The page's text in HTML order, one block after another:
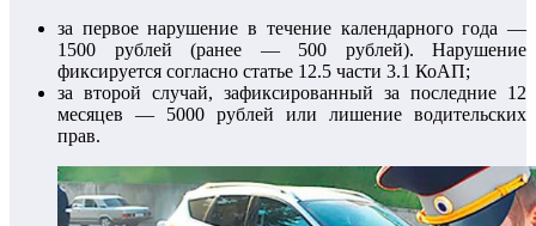
за первое нарушение в течение календарного года —
1500 рублей (ранее — 500 рублей). Нарушение
фиксируется согласно статье 12.5 части 3.1 КоАП;
за второй случай, зафиксированный за последние 12
месяцев — 5000 рублей или лишение водительских
прав.